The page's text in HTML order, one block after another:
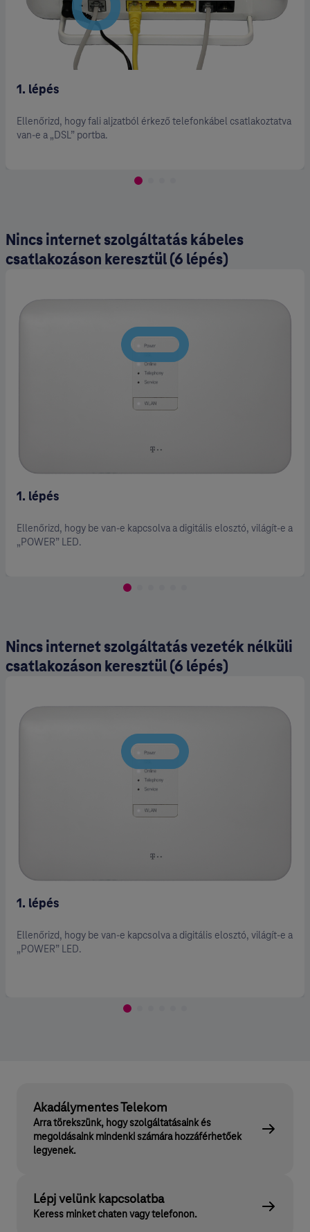
érkező telefonkábel csatlakoztatva
Ellenőrizd, hogy
Nincs internet szolgáltatás kábeles
csatlakozáson keresztül (6 lépés)
be van-e kapcsolva a digitális elosztó, világít-e a
Nincs internet szolgáltatás vezeték nélküli
csatlakozáson keresztül (6 lépés)
be van-e kapcsolva a digitális elosztó, világít-e a
Akadálymentes Telekom
Arra törekszünk, hogy szolgáltatásaink és
megoldásaink mindenki számára hozzáférhetőek
legyenek.
Lépj velünk kapcsolatba
Keress minket chaten vagy telefonon.